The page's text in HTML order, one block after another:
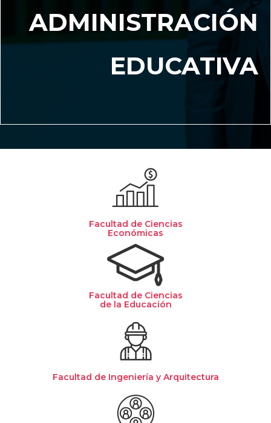
ADMINISTRACIÓN
EDUCATIVA
Facultad de Ciencias
Económicas
Facultad de Ciencias
de la Educación
Facultad de Ingeniería y Arquitectura